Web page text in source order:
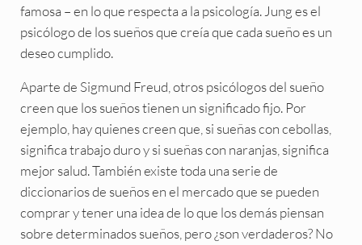
famosa – en lo que respecta a la psicología. Jung es el
psicólogo de los sueños que creía que cada sueño es un
deseo cumplido.
Aparte de Sigmund Freud, otros psicólogos del sueño
creen que los sueños tienen un significado fijo. Por
ejemplo, hay quienes creen que, si sueñas con cebollas,
significa trabajo duro y si sueñas con naranjas, significa
mejor salud. También existe toda una serie de
diccionarios de sueños en el mercado que se pueden
comprar y tener una idea de lo que los demás piensan
sobre determinados sueños, pero ¿son verdaderos? No